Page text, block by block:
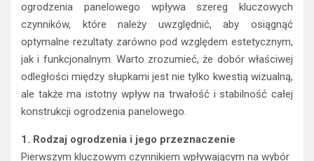
ogrodzenia panelowego wpływa szereg kluczowych
czynników, które należy uwzględnić, aby osiągnąć
optymalne rezultaty zarówno pod względem estetycznym,
jak i funkcjonalnym. Warto zrozumieć, że dobór właściwej
odległości między słupkami jest nie tylko kwestią wizualną,
ale także ma istotny wpływ na trwałość i stabilność całej
konstrukcji ogrodzenia panelowego.
1. Rodzaj ogrodzenia i jego przeznaczenie
Pierwszym kluczowym czynnikiem wpływającym na wybór